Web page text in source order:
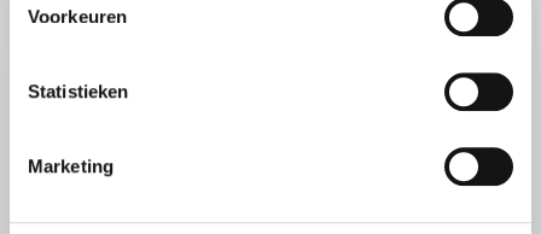
Voorkeuren
Statistieken
Marketing